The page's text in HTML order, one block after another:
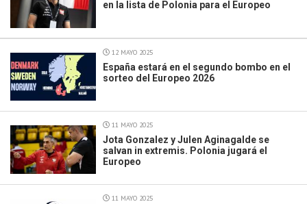
en la lista de Polonia para el Europeo
12 MAYO 2025
España estará en el segundo bombo en el
sorteo del Europeo 2026
11 MAYO 2025
Jota Gonzalez y Julen Aginagalde se
salvan in extremis. Polonia jugará el
Europeo
11 MAYO 2025